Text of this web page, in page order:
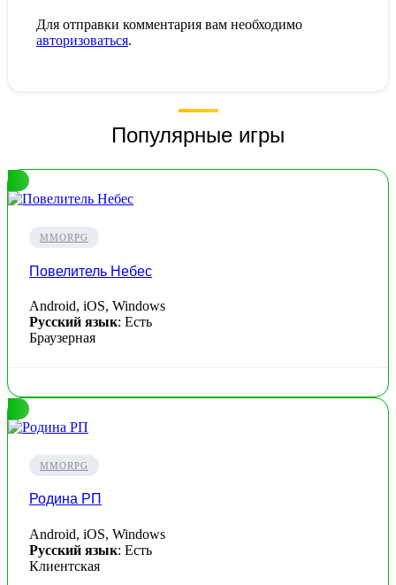
Для отправки комментария вам необходимо
авторизоваться.
Популярные игры
MMORPG
Повелитель Небес
Android, iOS, Windows
Русский язык: Есть
Браузерная
MMORPG
Родина РП
Android, iOS, Windows
Русский язык: Есть
Клиентская